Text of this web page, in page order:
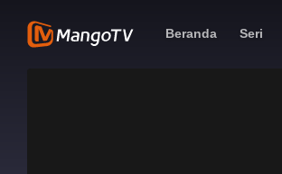
Beranda Seri